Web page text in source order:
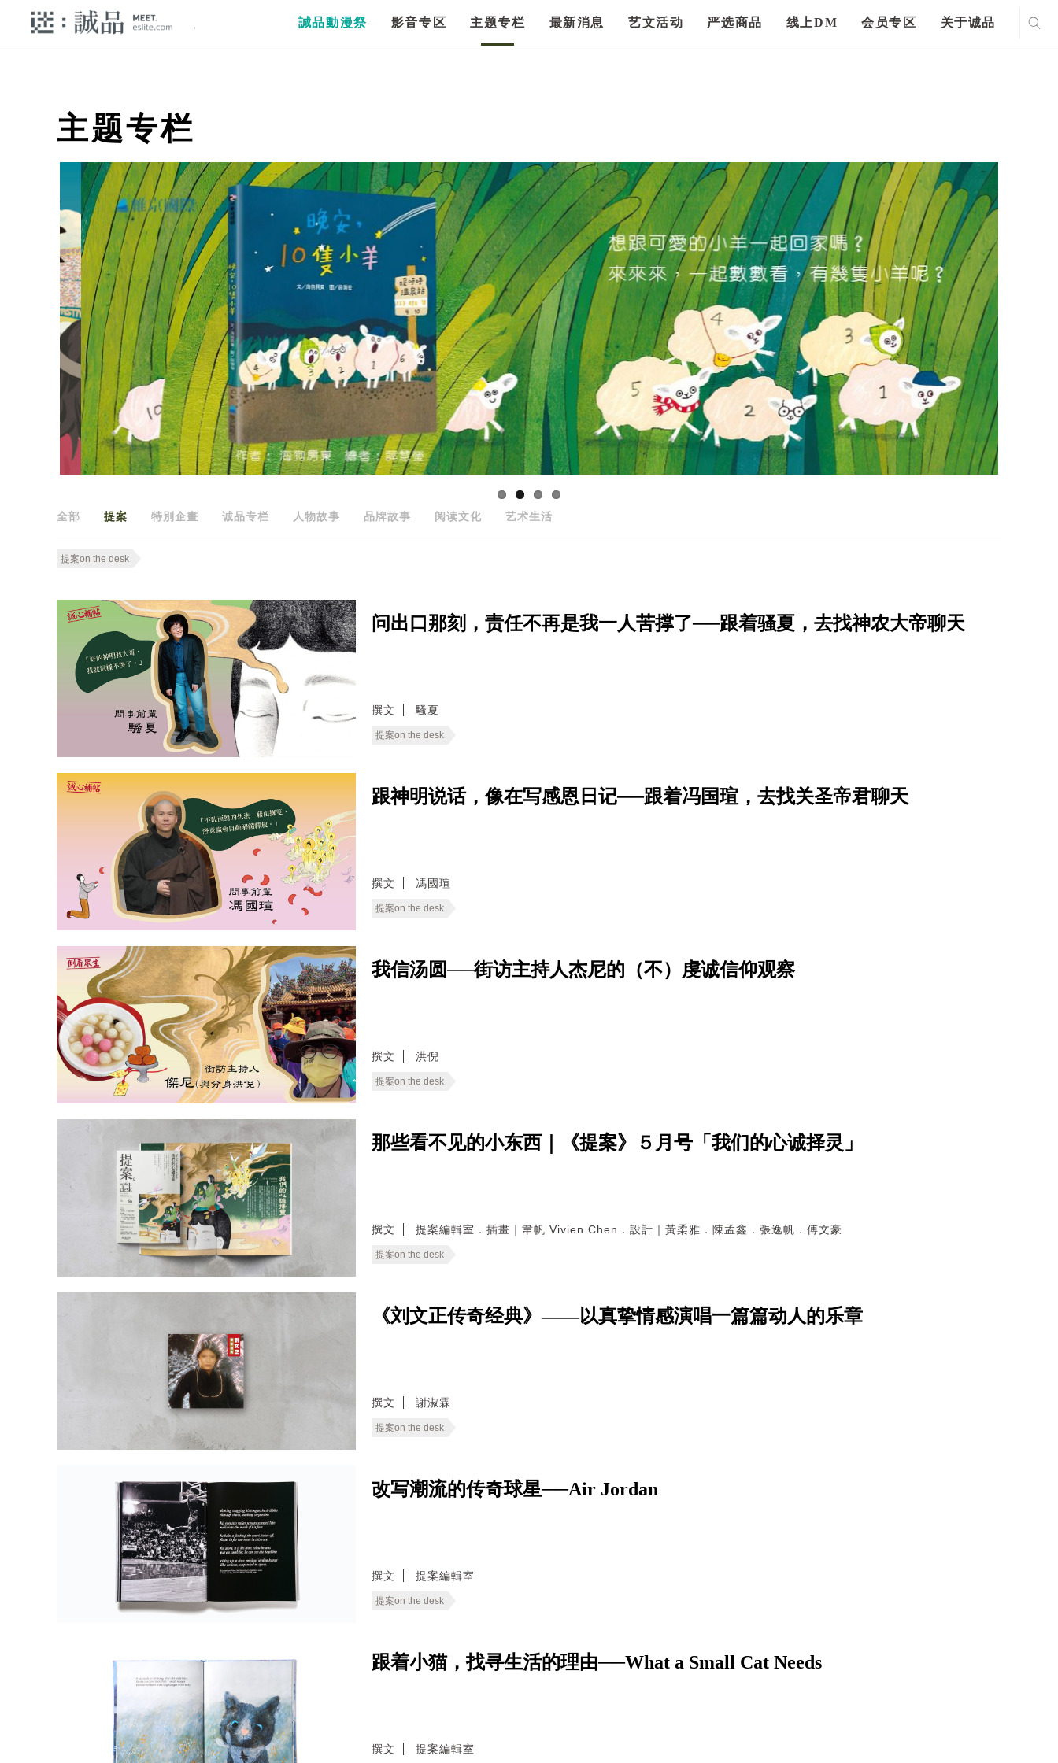
誠品動漫祭 影音专区 主题专栏 最新消息 艺文活动 严选商品 线上DM 会员专区 关于诚品
主题专栏
全部 提案 特別企畫 诚品专栏 人物故事 品牌故事 阅读文化 艺术生活
提案on the desk
问出口那刻，责任不再是我一人苦撑了──跟着骚夏，去找神农大帝聊天
撰文 騷夏
提案on the desk
跟神明说话，像在写感恩日记──跟着冯国瑄，去找关圣帝君聊天
撰文 馮國瑄
提案on the desk
我信汤圆──街访主持人杰尼的（不）虔诚信仰观察
撰文 洪倪
提案on the desk
那些看不见的小东西｜《提案》５月号「我们的心诚择灵」
撰文 提案編輯室．插畫｜韋帆 Vivien Chen．設計｜黃柔雅．陳孟鑫．張逸帆．傅文豪
提案on the desk
《刘文正传奇经典》——以真挚情感演唱一篇篇动人的乐章
撰文 謝淑霖
提案on the desk
改写潮流的传奇球星──Air Jordan
撰文 提案編輯室
提案on the desk
跟着小猫，找寻生活的理由──What a Small Cat Needs
撰文 提案編輯室